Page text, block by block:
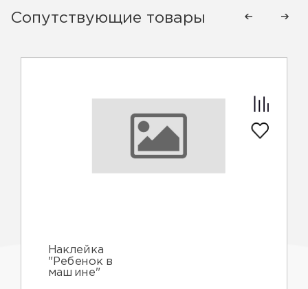
Сопутствующие товары
Наклейка
"Ребенок в
машине"